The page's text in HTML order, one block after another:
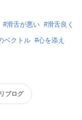
#滑舌が悪い #滑舌良く
ベクトル #心を添え
リブログ